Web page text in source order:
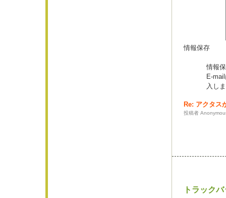
情報保存
情報
E-
入し
Re: アクタス
投稿者
トラック